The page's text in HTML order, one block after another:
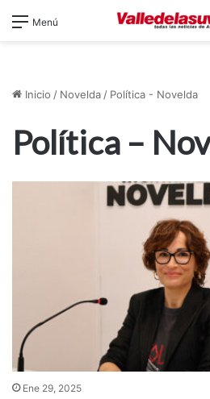
Menú
Inicio / Novelda / Política - Novelda
Política –
Ene 29, 2025